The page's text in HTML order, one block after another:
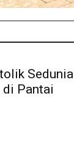
Sedunia
di Pantai